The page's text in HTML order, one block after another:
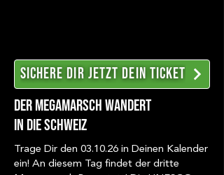
Sichere Dir jetzt dein ticket
Der Megamarsch wandert
in die Schweiz
Trage Dir den 03.10.26 in Deinen Kalender
ein! An diesem Tag findet der dritte